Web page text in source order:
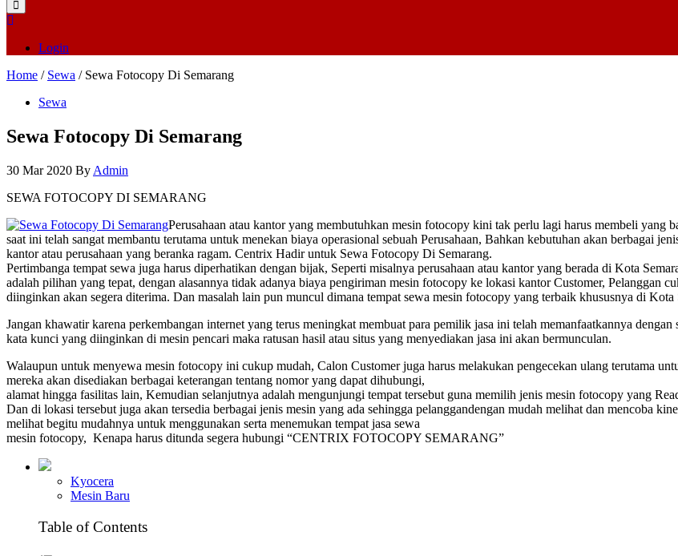
Login
Home / Sewa / Sewa Fotocopy Di Semarang
Sewa
Sewa Fotocopy Di Semarang
30 Mar 2020 By Admin
SEWA FOTOCOPY DI SEMARANG
Perusahaan atau kantor yang membutuhkan mesin fotocopy kini tak perlu lagi harus membeli
saat ini telah sangat membantu terutama untuk menekan biaya operasional sebuah Perusahaan, Bahkan kebutuhan akan berbagai
kantor atau perusahaan yang beranka ragam. Centrix Hadir untuk Sewa Fotocopy Di Semarang.
Pertimbanga tempat sewa juga harus diperhatikan dengan bijak, Seperti misalnya perusahaan atau kantor yang berada di Kota
adalah pilihan yang tepat, dengan alasannya tidak adanya biaya pengiriman mesin fotocopy ke lokasi kantor Customer, Pelanggan
diinginkan akan segera diterima. Dan masalah lain pun muncul dimana tempat sewa mesin fotocopy yang terbaik khususnya di Kota
Jangan khawatir karena perkembangan internet yang terus meningkat membuat para pemilik jasa ini telah memanfaatkannya
kata kunci yang diinginkan di mesin pencari maka ratusan hasil atau situs yang menyediakan jasa ini akan bermunculan.
Walaupun untuk menyewa mesin fotocopy ini cukup mudah, Calon Customer juga harus melakukan pengecekan ulang terutama
mereka akan disediakan berbagai keterangan tentang nomor yang dapat dihubungi,
alamat hingga fasilitas lain, Kemudian selanjutnya adalah mengunjungi tempat tersebut guna memilih jenis mesin fotocopy yang
Dan di lokasi tersebut juga akan tersedia berbagai jenis mesin yang ada sehingga pelanggandengan mudah melihat dan mencoba
melihat begitu mudahnya untuk menggunakan serta menemukan tempat jasa sewa
mesin fotocopy, Kenapa harus ditunda segera hubungi “CENTRIX FOTOCOPY SEMARANG”
Kyocera
Mesin Baru
Table of Contents